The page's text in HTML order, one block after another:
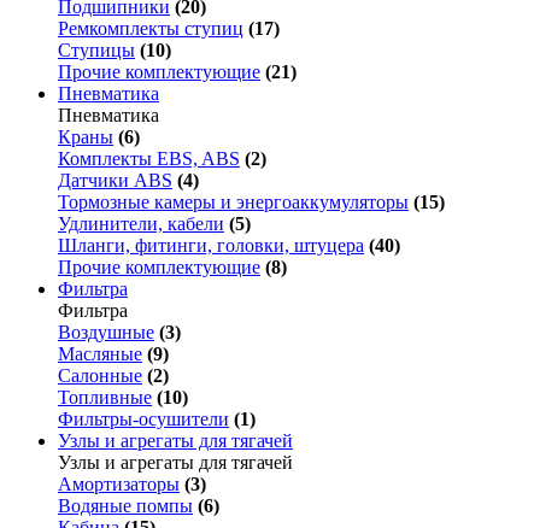
Подшипники (20)
Ремкомплекты ступиц (17)
Ступицы (10)
Прочие комплектующие (21)
Пневматика
Пневматика
Краны (6)
Комплекты EBS, ABS (2)
Датчики ABS (4)
Тормозные камеры и энергоаккумуляторы (15)
Удлинители, кабели (5)
Шланги, фитинги, головки, штуцера (40)
Прочие комплектующие (8)
Фильтра
Фильтра
Воздушные (3)
Масляные (9)
Салонные (2)
Топливные (10)
Фильтры-осушители (1)
Узлы и агрегаты для тягачей
Узлы и агрегаты для тягачей
Амортизаторы (3)
Водяные помпы (6)